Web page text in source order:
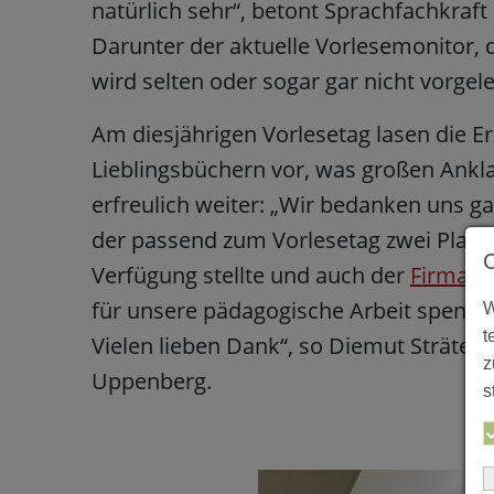
natürlich sehr“, betont
Darunter der aktuelle Vorlesemonitor,
wird selten oder sogar gar nicht
Am diesjährigen Vorlesetag lasen die
Lieblingsbüchern vor, was großen
erfreulich weiter: „Wir bedanken uns
der passend zum Vorlesetag zwei
Verfügung stellte und auch der Firma
für unsere pädagogische Arbeit
Vielen lieben Dank“, so Diemut
Uppenberg.